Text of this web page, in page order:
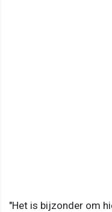
"Het is bijzonder om